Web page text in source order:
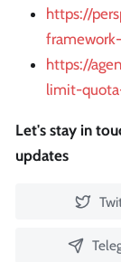
https://
https://
limit-
Let's stay in
updates